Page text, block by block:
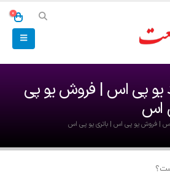
0
یو پی اس | فروش یو پی
اس
| فروش یو پی اس | باتری یو پی اس